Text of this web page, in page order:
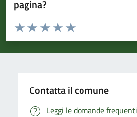
pagina?
Valuta da 1 a 5 stelle la pagina
Valuta 5 stelle su 5
Valuta 4 stelle su 5
Valuta 3 stelle su 5
Valuta 2 stelle su 5
Valuta 1 stelle su 5
Contatta il comune
Leggi le domande frequenti